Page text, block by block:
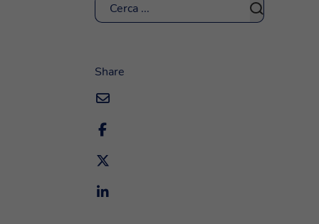
Cerca
Share